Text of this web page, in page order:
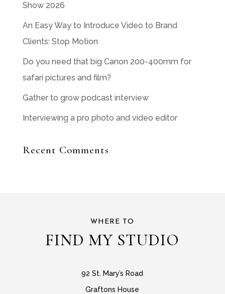
Show 2026
An Easy Way to Introduce Video to Brand
Clients: Stop Motion
Do you need that big Canon 200-400mm for
safari pictures and film?
Gather to grow podcast interview
Interviewing a pro photo and video editor
Recent Comments
WHERE TO
FIND MY STUDIO
92 St. Mary’s Road
Graftons House